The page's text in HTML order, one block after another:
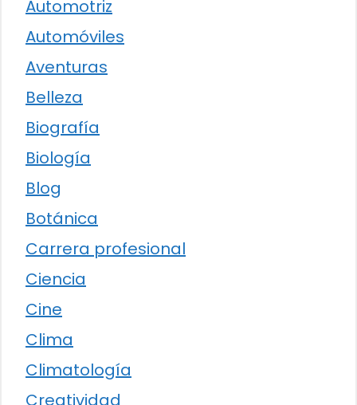
Automotriz
Automóviles
Aventuras
Belleza
Biografía
Biología
Blog
Botánica
Carrera profesional
Ciencia
Cine
Clima
Climatología
Creatividad